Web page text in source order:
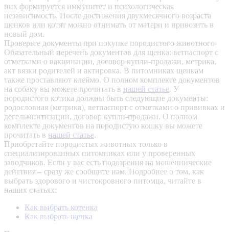
них формируется иммунитет и психологическая
независимость. После достижения двухмесячного возраста
щенков или котят можно отнимать от матери и привозить в
новый дом.
Проверьте документы при покупке породистого животного
Обязательный перечень документов для щенка: ветпаспорт с
отметками о вакцинации, договор купли-продажи, метрика,
акт вязки родителей и актировка. В питомниках щенкам
также проставляют клеймо. О полном комплекте документов
на собаку вы можете прочитать в нашей статье. У
породистого котика должны быть следующие документы:
родословная (метрика), ветпаспорт с отметками о прививках и
дегельминтизации, договор купли-продажи. О полном
комплекте документов на породистую кошку вы можете
прочитать в нашей статье.
Приобретайте породистых животных только в
специализированных питомниках или у проверенных
заводчиков. Если у вас есть подозрения на мошеннические
действия – сразу же сообщите нам. Подробнее о том, как
выбрать здорового и чистокровного питомца, читайте в
наших статьях:
Как выбрать котенка
Как выбрать щенка